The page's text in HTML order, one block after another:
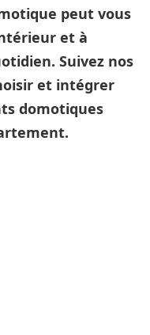
peut vous
et à
Suivez nos
et intégrer
domotiques